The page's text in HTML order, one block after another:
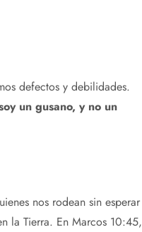
defectos y debilidades.
un gusano, y no un
nos rodean sin esperar
la Tierra. En Marcos 10:45,